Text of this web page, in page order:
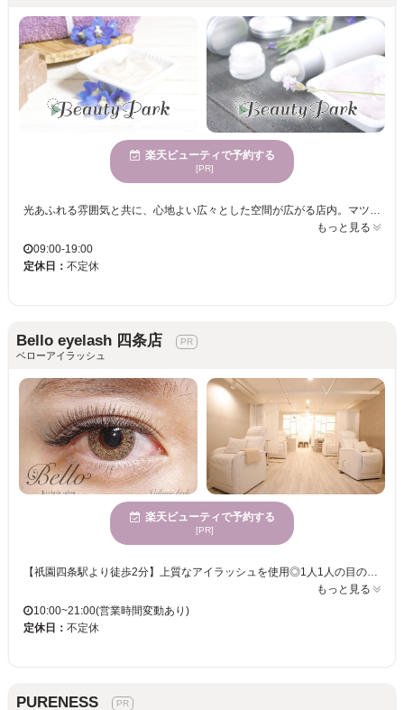
楽天ビューティで予約する
[PR]
光あふれる雰囲気と共に、心地よい広々とした空間が広がる店内。マツエクのエキスパートによる丁寧な施術で、自然な美しさを引き出すまつげを実現。様々な世代に愛されて、多くの方に信頼されるサロン。美しい目元を求めるすべての方に！ MAQUIA 福知山店は、自然光が明るい店内で心地よいひとときを提供します。当サロンではまつげエクステの提案を得意としており、あなたの魅力を引き立てる目元を演出します。多様な年齢の方にご利用いただいているため、どなたでも安心してお越しいただけます。MAQUIA 福知山店では、お客様のニーズに応じた丁寧な対応で、思わず笑顔になれるような仕上がりを目指しています。ぜひ、心が明るくなれるこの空間で、理想の自分を手に入れましょう。
もっと見る
09:00-19:00
定休日： 不定休
Bello eyelash 四条店
ベローアイラッシュ
楽天ビューティで予約する
[PR]
【祇園四条駅より徒歩2分】上質なアイラッシュを使用◎1人1人の目の形やお好みに合わせたデザインが大人気の『Bello』 "可愛い"を叶えるEyelash Salonが新登場☆オフ＆コーティング付きのお得サロン♪ 自然なのにどこか大人っぽさと艶感を感じさせるのは、1本1本自まつ毛に丁寧に装着し、まばたきの度に輝くから☆高技術で、仕上がりはふんわりナチュラルな大人女性♪イベント前に少し色気UPで気分もUP♪ お客様にとことん寄り添ったサービスや空間つくりにこだわり続けて、たくさんのお客様が遠方からも通う大人気サロンに！！ゆっくりしていただける半個室の空間やスタッフ対応も人気の理由♪美容室併設なので、施術後の髪のお直しも致します。
もっと見る
10:00~21:00(営業時間変動あり)
定休日： 不定休
PURENESS